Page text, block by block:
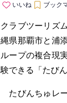
いいね ブック
クラブツーリズ
縄県那覇市と浦
ループの複合現
験できる「たび
たびんちゅレ